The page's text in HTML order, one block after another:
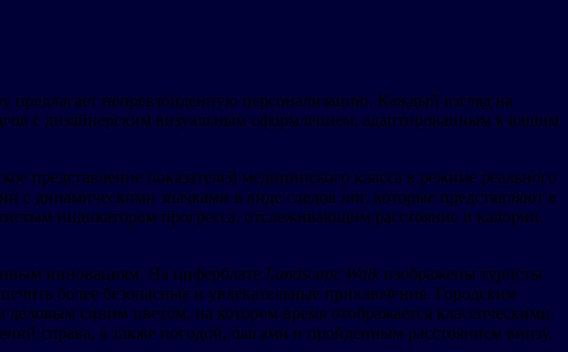
непревзойденную персонализацию. Каждый взгляд на
с дизайнерским визуальным оформлением, адаптированным к вашим
представление показателей медицинского класса в режиме реального
с динамическими значками в виде следов ног, которые представляют в
индикатором прогресса, отслеживающим расстояние и калории,
инновациям. На циферблате Landscape Walk изображены туристы
более безопасные и увлекательные приключения. Городским
синим цветом, на котором время отображается классическими
справа, а также погодой, шагами и пройденным расстоянием внизу.